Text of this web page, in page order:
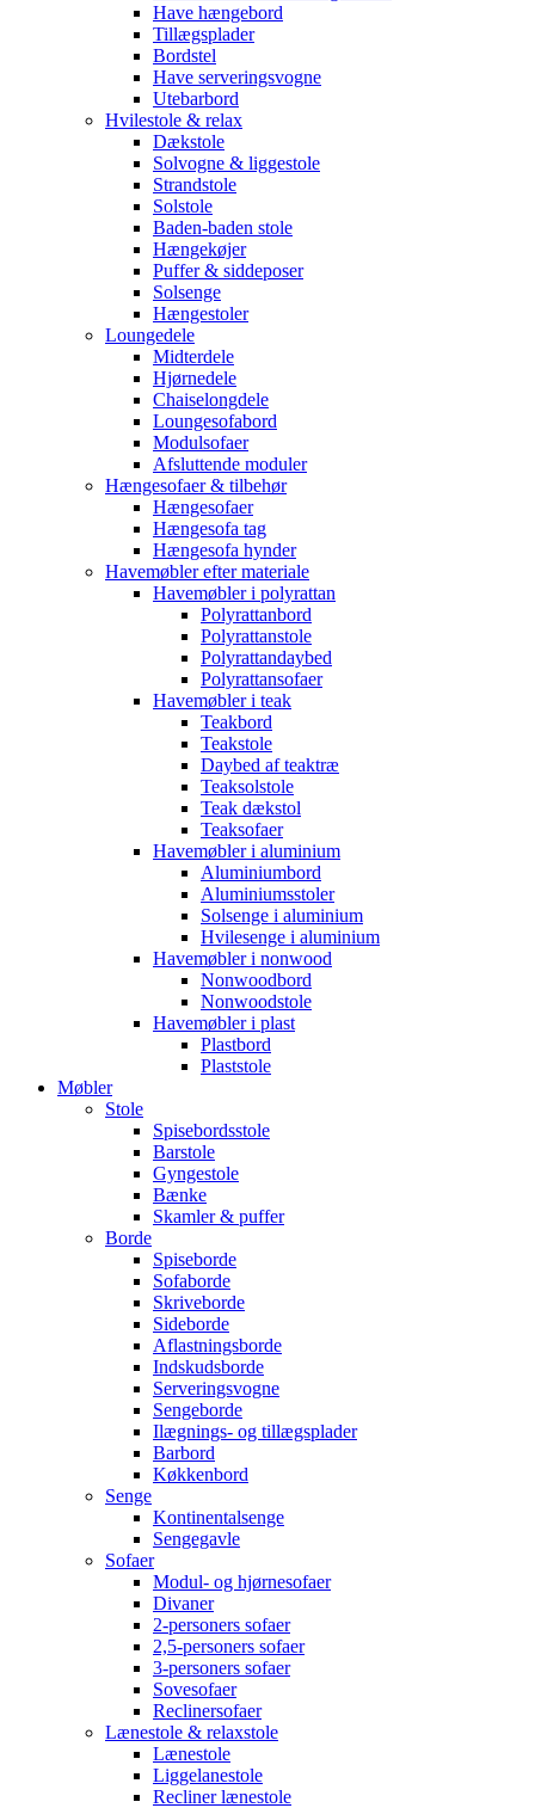
Have hængebord
Tillægsplader
Bordstel
Have serveringsvogne
Utebarbord
Hvilestole & relax
Dækstole
Solvogne & liggestole
Strandstole
Solstole
Baden-baden stole
Hængekøjer
Puffer & siddeposer
Solsenge
Hængestoler
Loungedele
Midterdele
Hjørnedele
Chaiselongdele
Loungesofabord
Modulsofaer
Afsluttende moduler
Hængesofaer & tilbehør
Hængesofaer
Hængesofa tag
Hængesofa hynder
Havemøbler efter materiale
Havemøbler i polyrattan
Polyrattanbord
Polyrattanstole
Polyrattandaybed
Polyrattansofaer
Havemøbler i teak
Teakbord
Teakstole
Daybed af teaktræ
Teaksolstole
Teak dækstol
Teaksofaer
Havemøbler i aluminium
Aluminiumbord
Aluminiumsstoler
Solsenge i aluminium
Hvilesenge i aluminium
Havemøbler i nonwood
Nonwoodbord
Nonwoodstole
Havemøbler i plast
Plastbord
Plaststole
Møbler
Stole
Spisebordsstole
Barstole
Gyngestole
Bænke
Skamler & puffer
Borde
Spiseborde
Sofaborde
Skriveborde
Sideborde
Aflastningsborde
Indskudsborde
Serveringsvogne
Sengeborde
Ilægnings- og tillægsplader
Barbord
Køkkenbord
Senge
Kontinentalsenge
Sengegavle
Sofaer
Modul- og hjørnesofaer
Divaner
2-personers sofaer
2,5-personers sofaer
3-personers sofaer
Sovesofaer
Reclinersofaer
Lænestole & relaxstole
Lænestole
Liggelanestole
Recliner lænestole